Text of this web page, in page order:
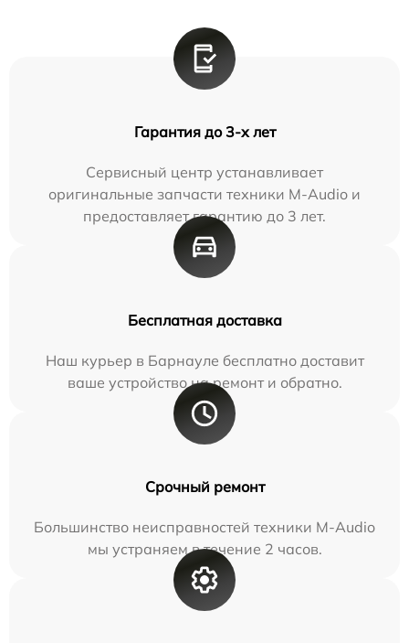
Гарантия до 3-х лет
Сервисный центр устанавливает
оригинальные запчасти техники M-Audio и
предоставляет гарантию до 3 лет.
Бесплатная доставка
Наш курьер в Барнауле бесплатно доставит
ваше устройство на ремонт и обратно.
Срочный ремонт
Большинство неисправностей техники M-Audio
мы устраняем в течение 2 часов.